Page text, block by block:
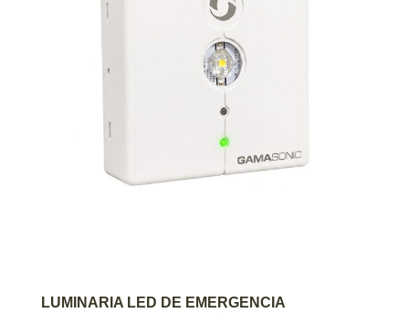
AGREGAR AL CARRITO
LUMINARIA LED DE EMERGENCIA